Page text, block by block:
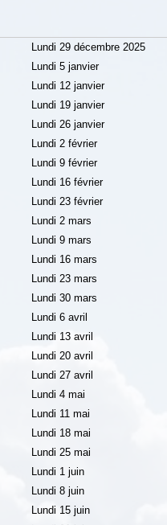
Lundi 29 décembre 2025
Lundi 5 janvier
Lundi 12 janvier
Lundi 19 janvier
Lundi 26 janvier
Lundi 2 février
Lundi 9 février
Lundi 16 février
Lundi 23 février
Lundi 2 mars
Lundi 9 mars
Lundi 16 mars
Lundi 23 mars
Lundi 30 mars
Lundi 6 avril
Lundi 13 avril
Lundi 20 avril
Lundi 27 avril
Lundi 4 mai
Lundi 11 mai
Lundi 18 mai
Lundi 25 mai
Lundi 1 juin
Lundi 8 juin
Lundi 15 juin